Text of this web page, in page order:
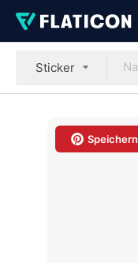
Sticker
Speichern